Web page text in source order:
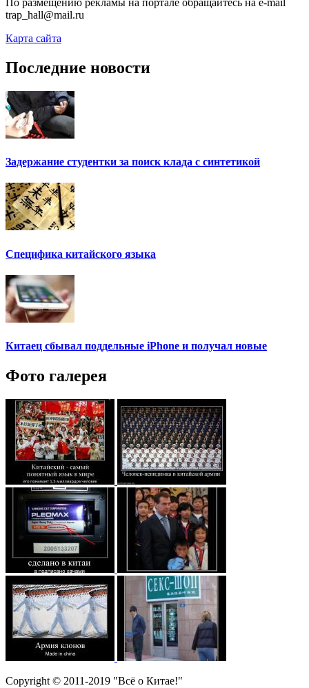
По размещению рекламы на портале обращайтесь на e-mail
trap_hall@mail.ru
Карта сайта
Последние новости
Задержание студентки за поиск клада с синтетикой
Специфика китайского языка
Китаец сбывал поддельные iPhone и получал новые
Фото галерея
Copyright © 2011-2019 "Всё о Китае!"